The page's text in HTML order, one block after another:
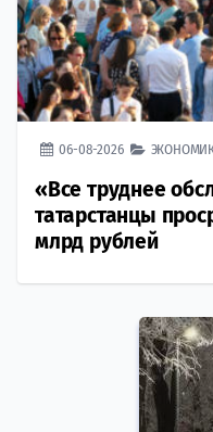
06-08-2026
«Все труднее
татарстанцы
млрд рублей